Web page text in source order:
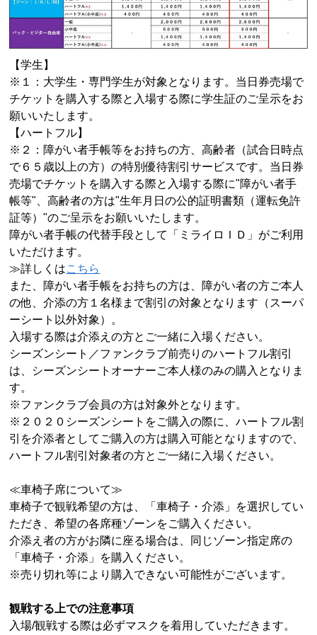
【学生】
※１：大学生・専門学生が対象となります。当日券売場で
チケットを購入する際と入場する際に学生証のご呈示をお
願いいたします。
【ハートフル】
※２：障がい者手帳等をお持ちの方、高齢者（試合日時点
で６５歳以上の方）の特別優待割引サービスです。当日券
売場でチケットを購入する際と入場する際に"障がい者手
帳等" 、高齢者の方は"生年月日の公的証明書類（運転免許
証等）"のご呈示をお願いいたします。
障がい者手帳の代替手段として「ミライロＩＤ」がご利用
いただけます。
≫詳しくはこちら
また、障がい者手帳をお持ちの方は、障がい者の方ご本人
の他、介添の方１名様まで割引の対象となります（スーパ
ーシート以外対象）。
入場する際は介添えの方とご一緒に入場ください。
シーズンシート／ファンクラブ前売りのハートフル割引
は、シーズンシートオーナーご本人様のみの購入となりま
す。
※ファンクラブ会員の方は対象外となります。
※２０２０シーズンシートをご購入の際に、ハートフル割
引を介添者としてご購入の方は購入可能となりますので、
ハートフル割引対象者の方とご一緒に入場ください。
≪車椅子席について≫
車椅子で観戦希望の方は、「車椅子・介添」を選択してい
ただき、希望の各席種ゾーンをご購入ください。
介添え者の方がお隣に座る場合は、同じゾーン指定席の
「車椅子・介添」を購入ください。
※売り切れ等により購入できない可能性がございます。
観戦する上での注意事項
入場/観戦する際は必ずマスクを着用していただきます。